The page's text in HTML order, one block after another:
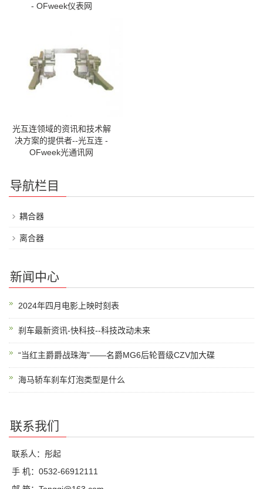
- OFweek仪表网
光互连领域的资讯和技术解
决方案的提供者--光互连 -
OFweek光通讯网
导航栏目
耦合器
离合器
新闻中心
2024年四月电影上映时刻表
刹车最新资讯-快科技--科技改动未来
“当红主爵爵战珠海”——名爵MG6后轮晋级CZV加大碟
海马轿车刹车灯泡类型是什么
联系我们
联系人：彤起
手 机：0532-66912111